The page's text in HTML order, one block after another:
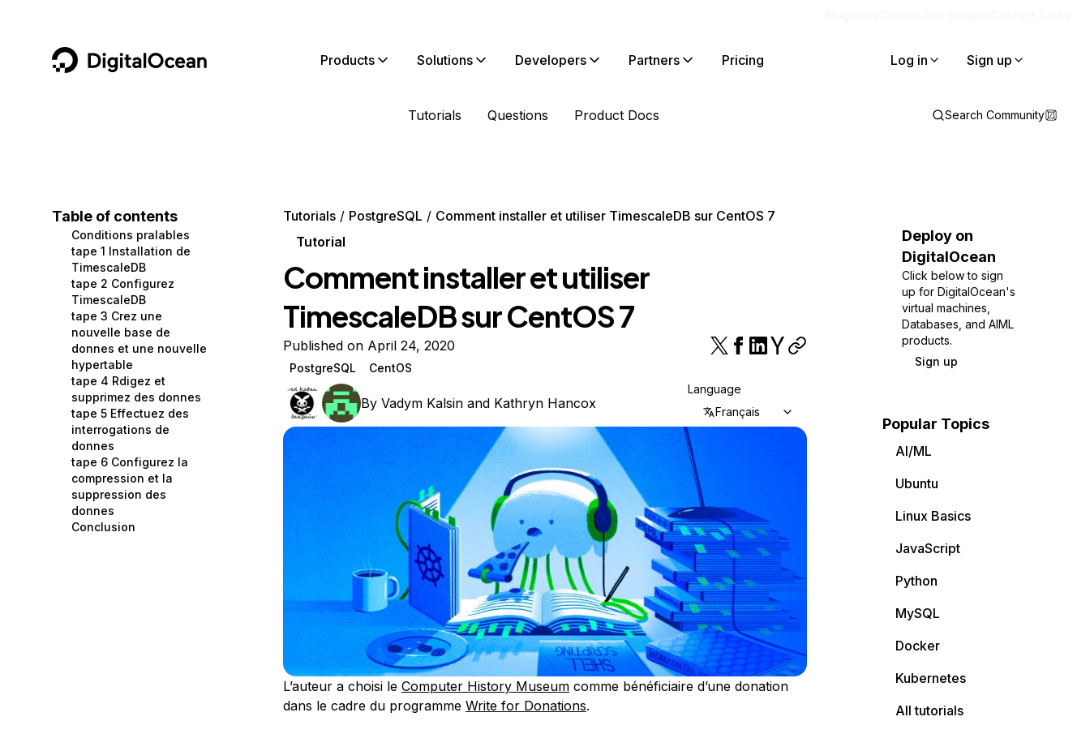
DigitalOcean Products
Containers and Images
Managed Databases
Management and Dev Tools
Networking
Security
Storage
Browse all products
Solutions
Data and IoT
Developer Tools
Gaming and Media
Hosting
Security and Networking
Startups and SMBs
Web and App Platforms
See all solutions
Developers
Developer Tools
Get Involved
Utilities and Help
Partners Pricing Log in Sign up
Tutorials Questions Product Docs Search Community
Table of contents
Conditions pralables
tape 1 Installation de
TimescaleDB
tape 2 Configurez
TimescaleDB
tape 3 Crez une
nouvelle base de
donnes et une nouvelle
hypertable
tape 4 Rdigez et
supprimez des donnes
tape 5 Effectuez des
interrogations de
donnes
tape 6 Configurez la
compression et la
suppression des
donnes
Conclusion
Tutorials PostgreSQL
Comment installer et utiliser TimescaleDB sur CentOS 7
Tutorial
Comment installer et utiliser
TimescaleDB sur CentOS 7
Published on April 24, 2020
PostgreSQL CentOS
By Vadym Kalsinand Kathryn Hancox
Language
Français
L’auteur a choisi le Computer History Museumcomme bénéficiaire d’une donation
dans le cadre du programme Write for Donations.
Deploy on
DigitalOcean
Click below to sign
up for DigitalOcean's
virtual machines,
Databases, and AIML
products.
Sign up
Popular Topics
AI/ML
Ubuntu
Linux Basics
JavaScript
Python
MySQL
Docker
Kubernetes
All tutorials